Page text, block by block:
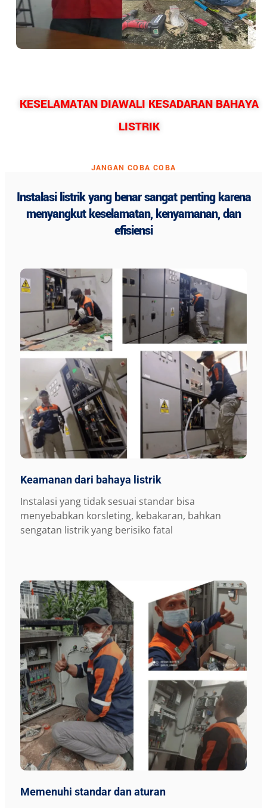
KESELAMATAN DIAWALI KESADARAN BAHAYA
LISTRIK
JANGAN COBA COBA
Instalasi listrik yang benar sangat penting karena
menyangkut keselamatan, kenyamanan, dan
efisiensi
Keamanan dari bahaya listrik
Instalasi yang tidak sesuai standar bisa
menyebabkan korsleting, kebakaran, bahkan
sengatan listrik yang berisiko fatal
Memenuhi standar dan aturan